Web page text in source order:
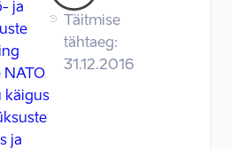
ja
käigus
ja
Täitmise
tähtaeg:
31.12.2016